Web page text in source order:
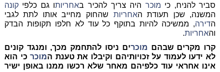
סביר להניח, כי מוכר היה צריך להכיר באחריותו גם כלפיקונה
המשנה, שכן תעודת האחריות שהחוק מחייב אותו לתת לגבי
הדירה, ממשיכה להיות בתוקף כל עוד לא חלפו תקופות הבדק
והאחריות.
קרו מקרים שבהם מוכרים ניסו להתחמק מכך, ומנגד קונים
לא ידעו לעמוד על זכויותיהם וקיבלו את טענת המוכרכי הוא
אינו אחראי עוד כלפיהם מאחר שלא רכשו ממנו באופן ישיר